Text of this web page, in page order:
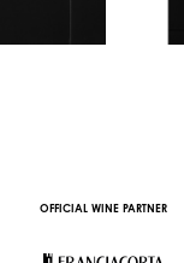
OFFICIAL WINE PARTNER